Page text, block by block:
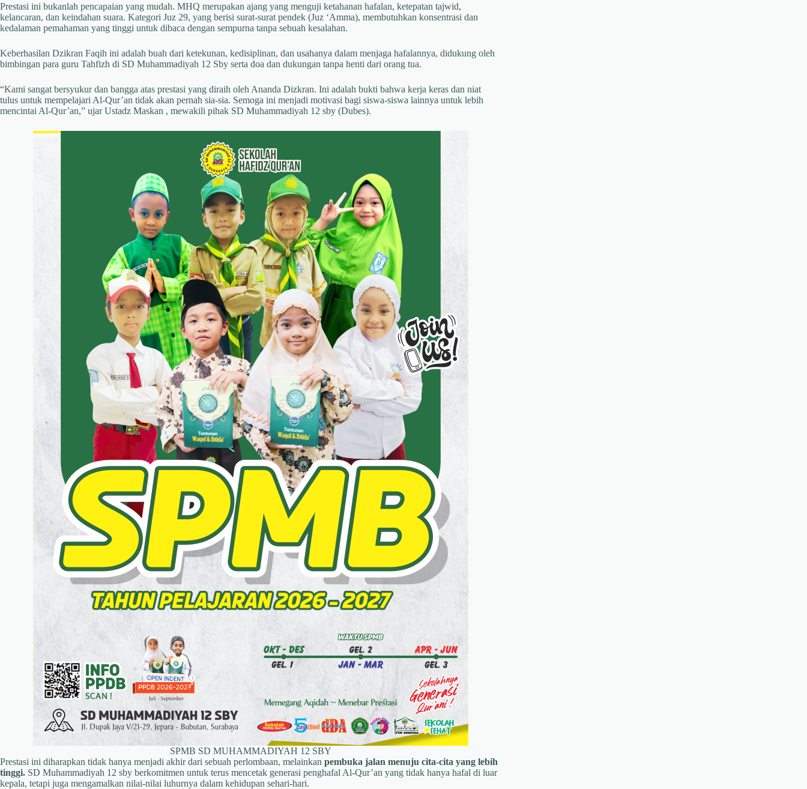
Prestasi ini bukanlah pencapaian yang mudah. MHQ merupakan ajang yang menguji ketahanan hafalan, ketepatan tajwid,
kelancaran, dan keindahan suara. Kategori Juz 29, yang berisi surat-surat pendek (Juz ‘Amma), membutuhkan konsentrasi dan
kedalaman pemahaman yang tinggi untuk dibaca dengan sempurna tanpa sebuah kesalahan.
Keberhasilan Dzikran Faqih ini adalah buah dari ketekunan, kedisiplinan, dan usahanya dalam menjaga hafalannya, didukung oleh
bimbingan para guru Tahfizh di SD Muhammadiyah 12 Sby serta doa dan dukungan tanpa henti dari orang tua.
“Kami sangat bersyukur dan bangga atas prestasi yang diraih oleh Ananda Dizkran. Ini adalah bukti bahwa kerja keras dan niat
tulus untuk mempelajari Al-Qur’an tidak akan pernah sia-sia. Semoga ini menjadi motivasi bagi siswa-siswa lainnya untuk lebih
mencintai Al-Qur’an,” ujar Ustadz Maskan , mewakili pihak SD Muhammadiyah 12 sby (Dubes).
SPMB SD MUHAMMADIYAH 12 SBY
Prestasi ini diharapkan tidak hanya menjadi akhir dari sebuah perlombaan, melainkan pembuka jalan menuju cita-cita yang lebih
tinggi. SD Muhammadiyah 12 sby berkomitmen untuk terus mencetak generasi penghafal Al-Qur’an yang tidak hanya hafal di luar
kepala, tetapi juga mengamalkan nilai-nilai luhurnya dalam kehidupan sehari-hari.